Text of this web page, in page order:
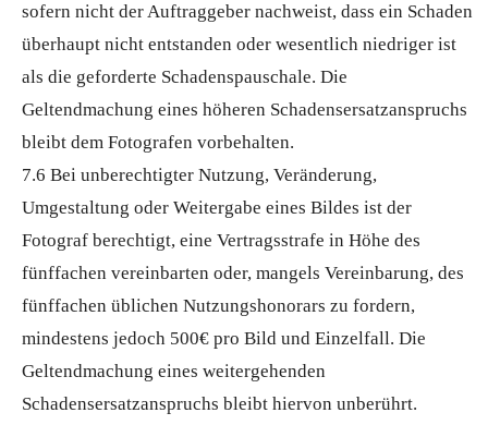
sofern nicht der Auftraggeber nachweist, dass ein Schaden
überhaupt nicht entstanden oder wesentlich niedriger ist
als die geforderte Schadenspauschale. Die
Geltendmachung eines höheren Schadensersatzanspruchs
bleibt dem Fotografen vorbehalten.
7.6 Bei unberechtigter Nutzung, Veränderung,
Umgestaltung oder Weitergabe eines Bildes ist der
Fotograf berechtigt, eine Vertragsstrafe in Höhe des
fünffachen vereinbarten oder, mangels Vereinbarung, des
fünffachen üblichen Nutzungshonorars zu fordern,
mindestens jedoch 500€ pro Bild und Einzelfall. Die
Geltendmachung eines weitergehenden
Schadensersatzanspruchs bleibt hiervon unberührt.